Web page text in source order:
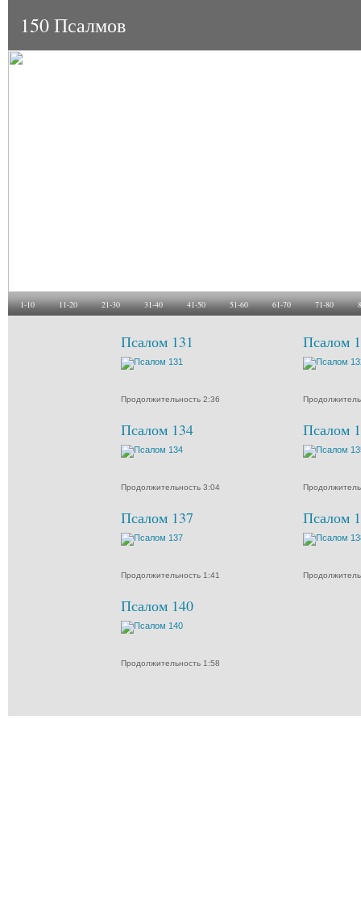
150 Псалмов
1-10 11-20 21-30 31-40 41-50 51-60 61-70 71-80
Псалом 131
Продолжительность 2:36
Псалом
Псалом 134
Продолжительность 3:04
Псалом
Псалом 137
Продолжительность 1:41
Псалом
Псалом 140
Продолжительность 1:58